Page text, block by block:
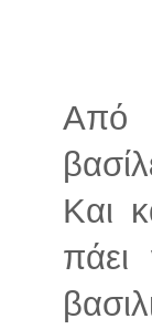
Από
Και
πάει